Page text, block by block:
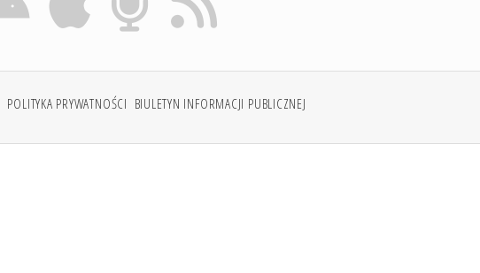
POLITYKA PRYWATNOŚCI BIULETYN INFORMACJI PUBLICZNEJ